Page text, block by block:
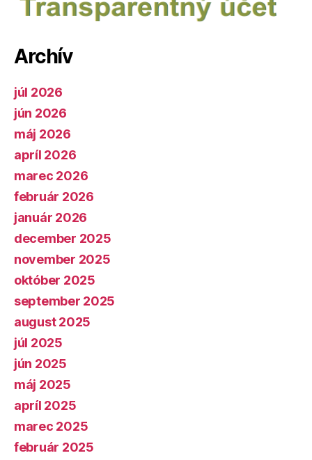
Archív
júl 2026
jún 2026
máj 2026
apríl 2026
marec 2026
február 2026
január 2026
december 2025
november 2025
október 2025
september 2025
august 2025
júl 2025
jún 2025
máj 2025
apríl 2025
marec 2025
február 2025